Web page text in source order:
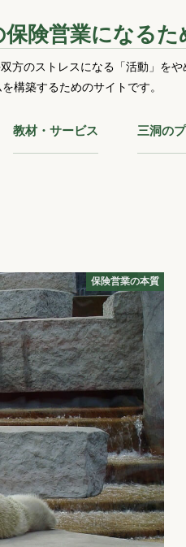
険営業になるた
方のストレスになる「活動」をや
構築するためのサイトです。
教材・サービス 三洞の
保険営業の本質